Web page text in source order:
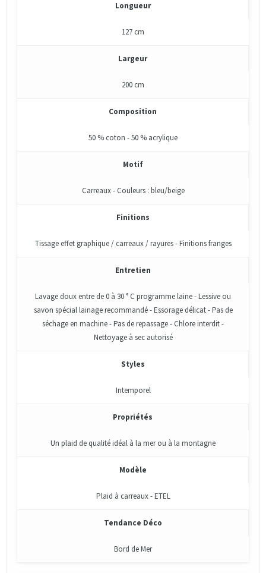
Longueur
127 cm
Largeur
200 cm
Composition
50 % coton - 50 % acrylique
Motif
Carreaux - Couleurs : bleu/beige
Finitions
Tissage effet graphique / carreaux / rayures - Finitions franges
Entretien
Lavage doux entre de 0 à 30 ° C programme laine - Lessive ou
savon spécial lainage recommandé - Essorage délicat - Pas de
séchage en machine - Pas de repassage - Chlore interdit -
Nettoyage à sec autorisé
Styles
Intemporel
Propriétés
Un plaid de qualité idéal à la mer ou à la montagne
Modèle
Plaid à carreaux - ETEL
Tendance Déco
Bord de Mer